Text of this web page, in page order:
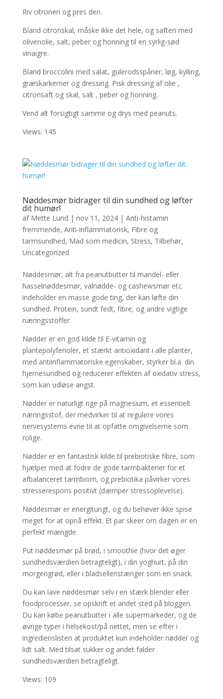
Riv citronen og pres den.
Bland citronskal, måske ikke det hele, og saften med
olivenolie, salt, peber og honning til en syrlig-sød
vinaigre.
Bland broccolini med salat, gulerodsspåner, løg, kylling,
græskarkerner og dressing. Pisk dressing af olie ,
citronsaft og skal, salt , peber og honning.
Vend alt forsigtigt samme og drys med peanuts.
Views: 145
Nøddesmør bidrager til din sundhed og løfter
dit humør!
af Mette Lund | nov 11, 2024| Anti-histamin
fremmende, Anti-inflammatorisk, Fibre og
tarmsundhed, Mad som medicin, Stress, Tilbehør,
Uncategorized
Nøddesmør, alt fra peanutbutter til mandel- eller
hasselnøddesmør, valnødde- og cashewsmør etc.
indeholder en masse gode ting, der kan løfte din
sundhed. Protein, sundt fedt, fibre, og andre vigtige
næringsstoffer.
Nødder er en god kilde til E-vitamin og
plantepolyfenoler, et stærkt antioxidant i alle planter,
med antiinflammatoriske egenskaber, styrker bl.a. din
hjernesundhed og reducerer effekten af oxidativ stress,
som kan udløse angst.
Nødder er naturligt rige på magnesium, et essentielt
næringsstof, der medvirker til at regulere vores
nervesystems evne til at opfatte omgivelserne som
rolige.
Nødder er en fantastisk kilde til prebiotiske fibre, som
hjælper med at fodre de gode tarmbakterier for et
afbalanceret tarmbiom, og prebiotika påvirker vores
stresserespons positivt (dæmper stressoplevelse).
Nøddesmør er energitungt, og du behøver ikke spise
meget for at opnå effekt. Et par skeer om dagen er en
perfekt mængde.
Put nøddesmør på brød, i smoothie (hvor det øger
sundhedsværdien betragteligt), i din yoghurt, på din
morgengrød, eller i bladselleristænger som en snack.
Du kan lave nøddesmør selv i en stærk blender eller
foodprocesser, se opskrift et andet sted på bloggen.
Du kan købe peanutbutter i alle supermarkeder, og de
øvrige typer i helsekost/på nettet, men se efter i
ingredienslisten at produktet kun indeholder nødder og
lidt salt. Med tilsat sukker og andet falder
sundhedsværdien betragteligt.
Views: 109